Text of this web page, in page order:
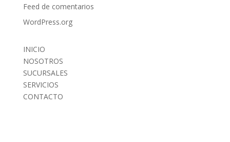
Feed de comentarios
WordPress.org
INICIO
NOSOTROS
SUCURSALES
SERVICIOS
CONTACTO